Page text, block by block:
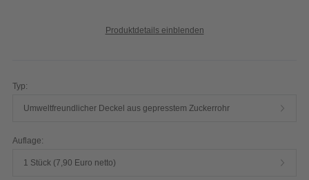
Produktdetails einblenden
Typ:
Umweltfreundlicher Deckel aus gepresstem Zuckerrohr
Auflage:
1 Stück (7,90 Euro netto)